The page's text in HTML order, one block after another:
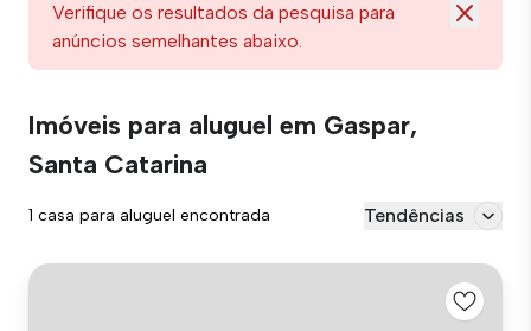
Verifique os resultados da pesquisa para
anúncios semelhantes abaixo.
Imóveis para aluguel em Gaspar,
Santa Catarina
1 casa para aluguel encontrada Tendências